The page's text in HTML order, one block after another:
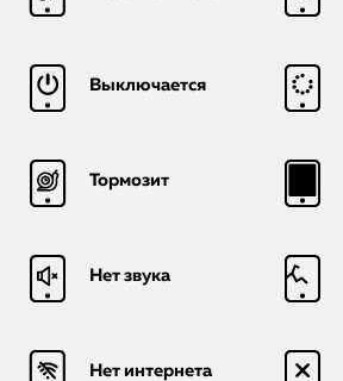
Выключается
Тормозит
Нет звука
Нет интернета